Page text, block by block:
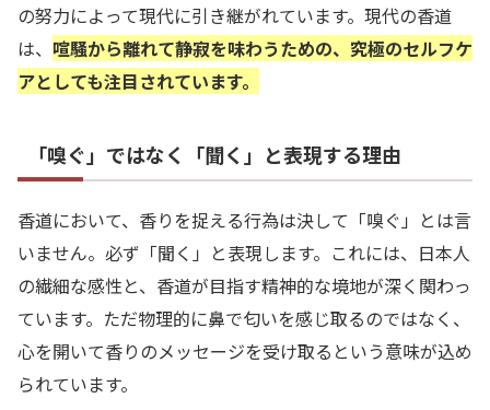
の努力によって現代に引き継がれています。現代の香道
は、 喧騒から離れて静寂を味わうための、究極のセルフケ
アとしても注目されています。
「嗅ぐ」ではなく「聞く」と表現する理由
香道において、香りを捉える行為は決して「嗅ぐ」とは言
いません。必ず「聞く」と表現します。これには、日本人
の繊細な感性と、香道が目指す精神的な境地が深く関わっ
ています。ただ物理的に鼻で匂いを感じ取るのではなく、
心を開いて香りのメッセージを受け取るという意味が込め
られています。